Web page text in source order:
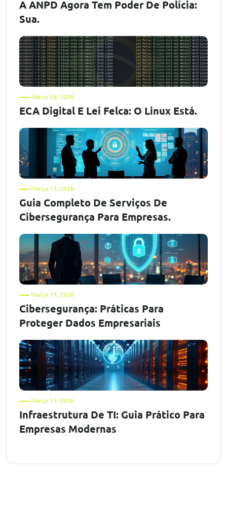
A ANPD Agora Tem Poder De Polícia:
Sua.
Março 26, 2026
ECA Digital E Lei Felca: O Linux Está.
Março 13, 2026
Guia Completo De Serviços De
Cibersegurança Para Empresas.
Março 11, 2026
Cibersegurança: Práticas Para
Proteger Dados Empresariais
Março 11, 2026
Infraestrutura De TI: Guia Prático Para
Empresas Modernas